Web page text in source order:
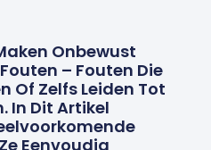
Onbewust
– Fouten Die
Of Zelfs Leiden Tot
In Dit Artikel
Eenvoudig